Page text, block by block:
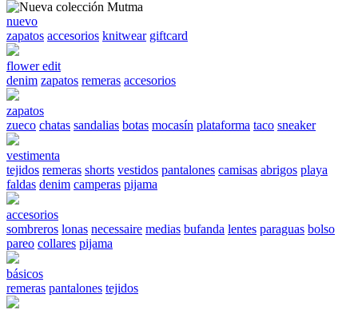
nuevo
zapatos accesorios knitwear giftcard
flower edit
denim zapatos remeras accesorios
zapatos
zueco chatas sandalias botas mocasín plataforma taco sneaker
vestimenta
tejidos remeras shorts vestidos pantalones camisas abrigos playa
faldas denim camperas pijama
accesorios
sombreros lonas necessaire medias bufanda lentes paraguas bolso
pareo collares pijama
básicos
remeras pantalones tejidos